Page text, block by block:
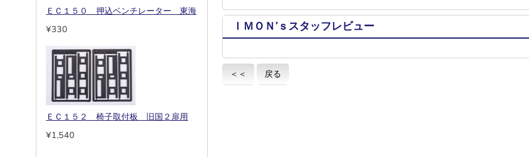
ＩＭＯＮ’ｓスタッフレビュー
＜＜ 戻る
ＥＣ１５０ 押込ベンチレーター 東海
¥330
ＥＣ１５２ 椅子取付板 旧国２扉用
¥1,540